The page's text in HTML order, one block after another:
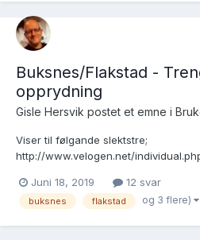
Buksnes/Flakstad -
opprydning
Gisle Hersvik postet et emne i
Viser til følgande slektstre;
http://www.velogen.net/
Magdalene seg med Henrik Odin
videre at Henrik Odin dø etter 1901.
Juni 18, 2019 12 svar
buksnes flakstad og 3 flere)